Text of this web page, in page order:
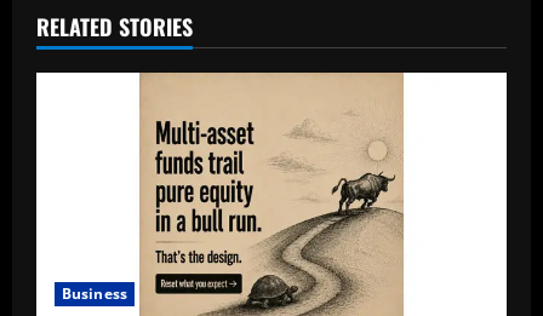
RELATED STORIES
Business